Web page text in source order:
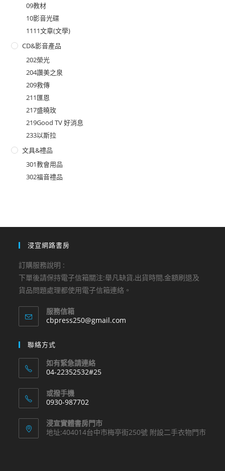
09教材
10影音光碟
1111文章(文學)
CD&影音產品
202榮光
204讚美之泉
209救傳
211匯恩
217盛曉玫
219Good TV 好消息
233以斯拉
文具&禮品
301教會用品
302福音禮品
浸宣網路書房
訂購服務說明 :
下單後請保持電子信箱關注:舉凡缺貨,出貨時間,金額刷退及
貨品問題處理都使用電子信箱連絡。
服務信箱
cbpress250@gmail.com
聯絡方式
如有緊急請連絡
04-22352532#25
in
your
application
或撥手機
0930-987702
in
your
浸宣實體書房門市
地址:404014台中市梅亭街250號 附設二手衣物門市